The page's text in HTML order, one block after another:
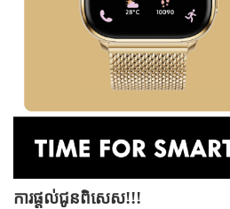
ការផ្តល់ជូនពិសេស!!!